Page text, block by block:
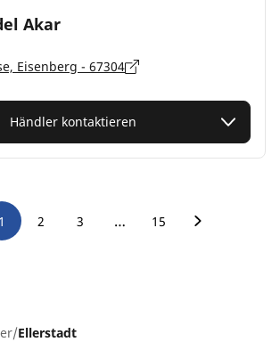
Akar
Eisenberg - 67304
Händler kontaktieren
1 2 3 … 15
Ellerstadt